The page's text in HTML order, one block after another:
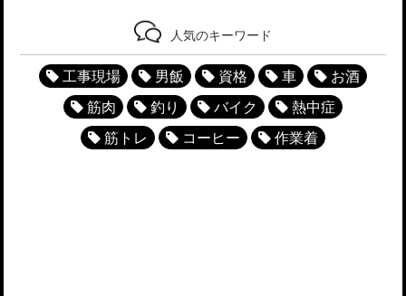
人気のキーワード
工事現場 男飯 資格 車
お酒
筋肉
釣り バイク
熱中症
筋トレ
コーヒー 作業着